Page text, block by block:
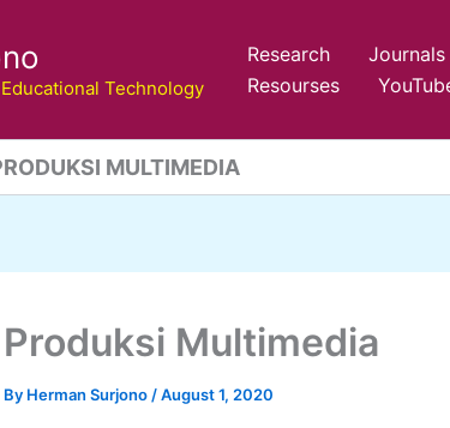
Technology
Research Journals
Resourses
MULTIMEDIA
Produksi Multimedia
By Herman Surjono /August 1, 2020